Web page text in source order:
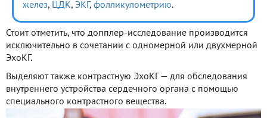
желез, ЦДК, ЭКГ , фолликулометрию.
Стоит отметить, что допплер-исследование производится
исключительно в сочетании с одномерной или двухмерной
ЭхоКГ.
Выделяют также контрастную ЭхоКГ — для обследования
внутреннего устройства сердечного органа с помощью
специального контрастного вещества.